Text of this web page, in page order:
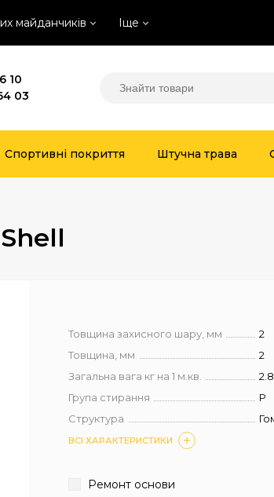
майданчиків Іще
10
03
Спортивні покриття Штучна трава
Товщина захисного шару, мм
2
Товщина, мм
2
Загальна вага кг на 1 м.кв.
2.8
Група стирання
P
Структура
ВСІ ХАРАКТЕРИСТИКИ
Ремонт основи